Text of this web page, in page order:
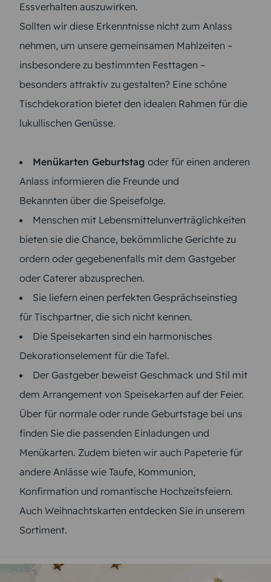
Essverhalten auszuwirken.
Sollten wir diese Erkenntnisse nicht zum Anlass
nehmen, um unsere gemeinsamen Mahlzeiten –
insbesondere zu bestimmten Festtagen –
besonders attraktiv zu gestalten? Eine schöne
Tischdekoration bietet den idealen Rahmen für die
lukullischen Genüsse.
Menükarten Geburtstag oder für einen anderen
Anlass informieren die Freunde und
Bekannten über die Speisefolge.
Menschen mit Lebensmittelunverträglichkeiten
bieten sie die Chance, bekömmliche Gerichte zu
ordern oder gegebenenfalls mit dem Gastgeber
oder Caterer abzusprechen.
Sie liefern einen perfekten Gesprächseinstieg
für Tischpartner, die sich nicht kennen.
Die Speisekarten sind ein harmonisches
Dekorationselement für die Tafel.
Der Gastgeber beweist Geschmack und Stil mit
dem Arrangement von Speisekarten auf der Feier.
Über für normale oder runde Geburtstage bei uns
finden Sie die passenden Einladungen und
Menükarten. Zudem bieten wir auch Papeterie für
andere Anlässe wie Taufe, Kommunion,
Konfirmation und romantische Hochzeitsfeiern.
Auch Weihnachtskarten entdecken Sie in unserem
Sortiment.